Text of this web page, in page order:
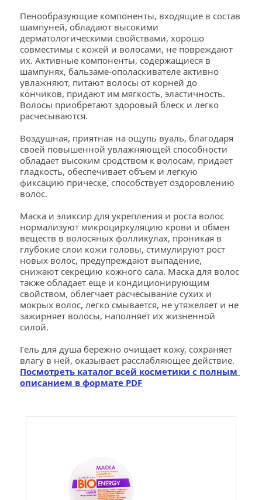
Пенообразующие компоненты, входящие в состав
шампуней, обладают высокими
дерматологическими свойствами, хорошо
совместимы с кожей и волосами, не повреждают
их. Активные компоненты, содержащиеся в
шампунях, бальзаме-ополаскивателе активно
увлажняют, питают волосы от корней до
кончиков, придают им мягкость, эластичность.
Волосы приобретают здоровый блеск и легко
расчесываются.
Воздушная, приятная на ощупь вуаль, благодаря
своей повышенной увлажняющей способности
обладает высоким сродством к волосам, придает
гладкость, обеспечивает объем и легкую
фиксацию прическе, способствует оздоровлению
волос.
Маска и эликсир для укрепления и роста волос
нормализуют микроциркуляцию крови и обмен
веществ в волосяных фолликулах, проникая в
глубокие слои кожи головы, стимулируют рост
новых волос, предупреждают выпадение,
снижают секрецию кожного сала. Маска для волос
также обладает еще и кондиционирующим
свойством, облегчает расчесывание сухих и
мокрых волос, легко смывается, не утяжеляет и не
зажирняет волосы, наполняет их жизненной
силой.
Гель для душа бережно очищает кожу, сохраняет
Посмотреть каталог всей косметики с полным
описанием в формате PDF